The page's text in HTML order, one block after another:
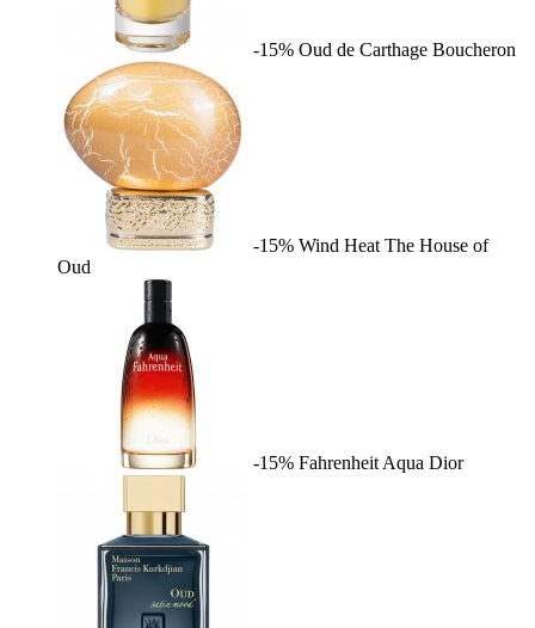
-15% Oud de Carthage Boucheron
-15% Wind Heat The House of
Oud
-15% Fahrenheit Aqua Dior